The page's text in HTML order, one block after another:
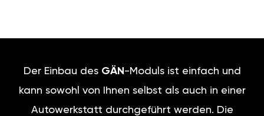
Der Einbau des GÄN -Moduls ist einfach und
kann sowohl von Ihnen selbst als auch in einer
Autowerkstatt durchgeführt werden. Die